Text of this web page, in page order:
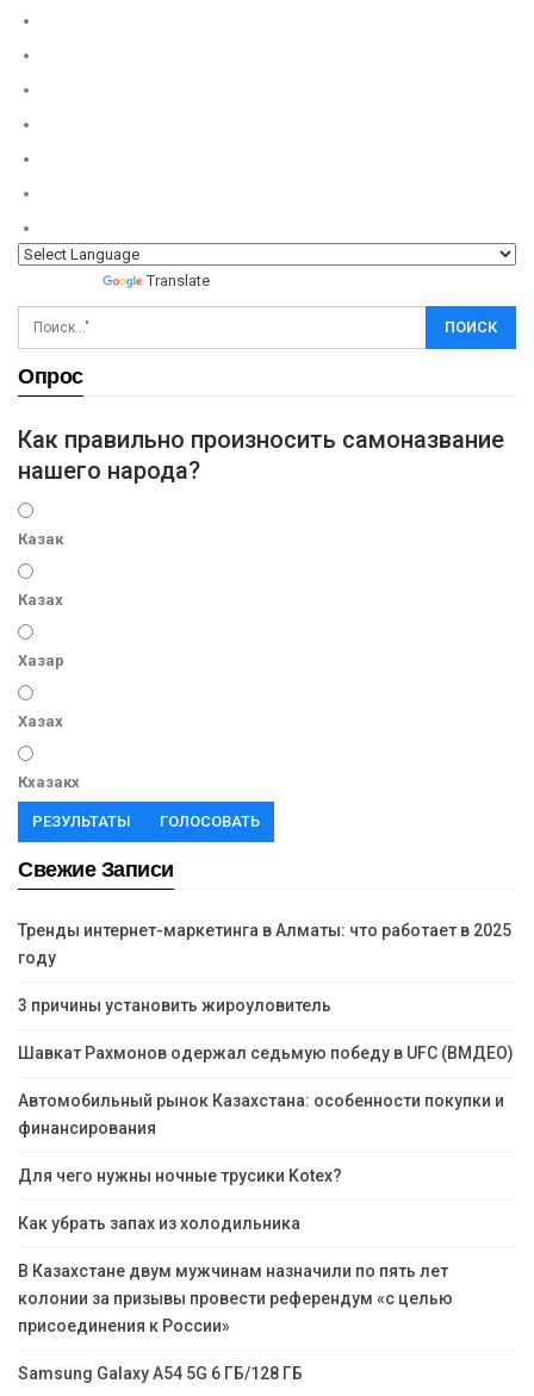
Translate
Опрос
Как правильно произносить самоназвание
нашего народа?
Казак
Казах
Хазар
Хазах
Кхазакх
РЕЗУЛЬТАТЫ ГОЛОСОВАТЬ
Свежие Записи
Тренды интернет-маркетинга в Алматы: что работает в 2025
году
3 причины установить жироуловитель
Шавкат Рахмонов одержал седьмую победу в UFC (ВМДЕО)
Автомобильный рынок Казахстана: особенности покупки и
финансирования
Для чего нужны ночные трусики Kotex?
Как убрать запах из холодильника
В Казахстане двум мужчинам назначили по пять лет
колонии за призывы провести референдум «с целью
присоединения к России»
Samsung Galaxy A54 5G 6 ГБ/128 ГБ